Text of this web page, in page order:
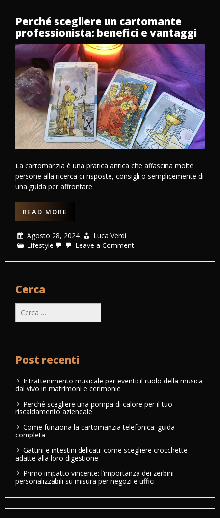
Perché scegliere un cartomante
professionista: benefici e vantaggi
La cartomanzia è una pratica antica che affascina molte
persone alla ricerca di risposte, consigli o semplicemente di
una guida per affrontare
READ MORE
Agosto 28, 2024
Luca Verdi
Lifestyle
Leave a Commenton
scegliere
Cerca
Ricerca
per:
Post recenti
Intrattenimento musicale per eventi: il ruolo della musica
dal vivo in matrimoni e cerimonie
Perché scegliere una pompa di calore per il tuo
riscaldamento aziendale
Come funziona la cartomanzia telefonica: guida
completa
Gattini e intestini delicati: come scegliere crocchette
adatte alla loro digestione
Primo impatto vincente: l’importanza dei zerbini
personalizzabili su misura per negozi e uffici